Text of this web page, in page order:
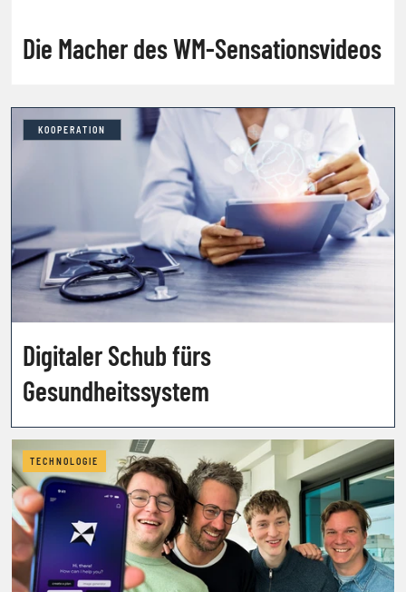
Die Macher des WM-Sensationsvideos
KOOPERATION
Digitaler Schub fürs
Gesundheitssystem
TECHNOLOGIE